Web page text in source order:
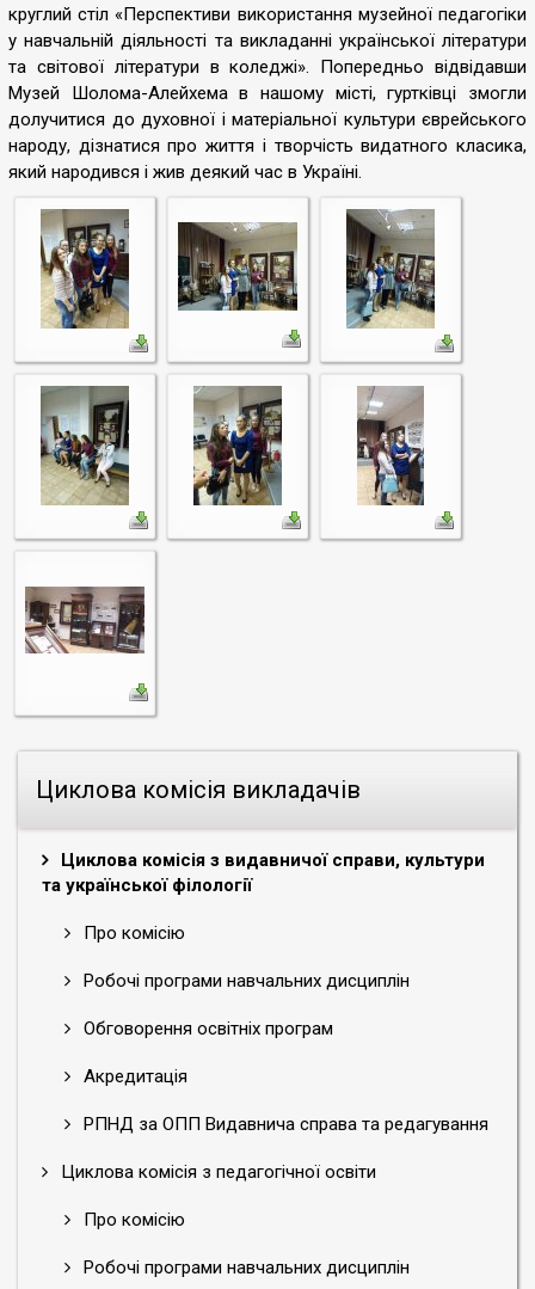
Циклова комісія викладачів
Циклова комісія з видавничої справи, культури
та української філології
Про комісію
Робочі програми навчальних дисциплін
Обговорення освітніх програм
Акредитація
РПНД за ОПП Видавнича справа та редагування
Циклова комісія з педагогічної освіти
Про комісію
Робочі програми навчальних дисциплін
круглий стіл «Перспективи використання музейної педагогіки
у навчальній діяльності та викладанні української літератури
та світової літератури в коледжі». Попередньо відвідавши
Музей Шолома-Алейхема в нашому місті, гуртківці змогли
долучитися до духовної і матеріальної культури єврейського
народу, дізнатися про життя і творчість видатного класика,
який народився і жив деякий час в Україні.